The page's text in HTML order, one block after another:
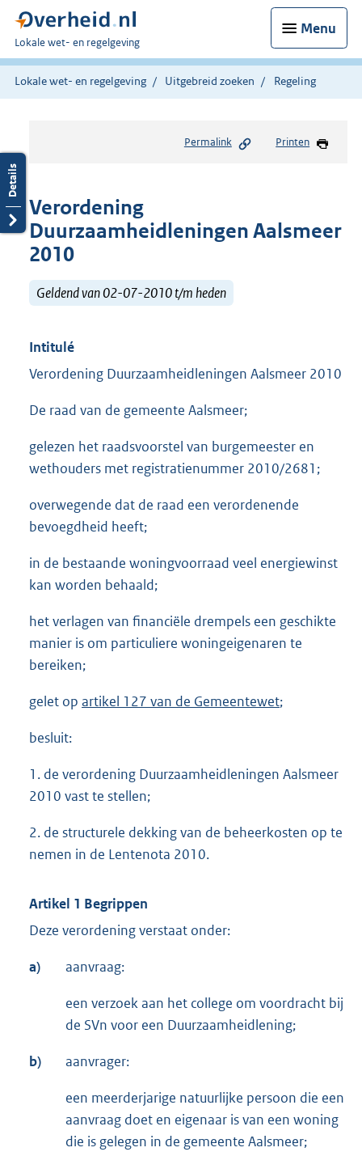
Menu
U
bent
hier:
Lokale wet- en regelgeving
Lokale wet- en regelgeving Uitgebreid zoeken Regeling
Permalink Printen
Verordening
Duurzaamheidleningen Aalsmeer
2010
Geldend van 02-07-2010 t/m heden
Intitulé
Verordening Duurzaamheidleningen Aalsmeer 2010
De raad van de gemeente Aalsmeer;
gelezen het raadsvoorstel van burgemeester en
wethouders met registratienummer 2010/2681;
overwegende dat de raad een verordenende
bevoegdheid heeft;
in de bestaande woningvoorraad veel energiewinst
kan worden behaald;
het verlagen van financiële drempels een geschikte
manier is om particuliere woningeigenaren te
bereiken;
gelet op artikel 127 van de Gemeentewet;
besluit:
1. de verordening Duurzaamheidleningen Aalsmeer
2010 vast te stellen;
2. de structurele dekking van de beheerkosten op te
nemen in de Lentenota 2010.
Artikel 1 Begrippen
Deze verordening verstaat onder:
a) aanvraag:
een verzoek aan het college om voordracht bij
de SVn voor een Duurzaamheidlening;
b) aanvrager:
een meerderjarige natuurlijke persoon die een
aanvraag doet en eigenaar is van een woning
die is gelegen in de gemeente Aalsmeer;